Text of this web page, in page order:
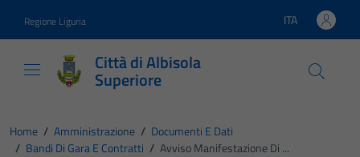
Regione Liguria Lingua attiva:
ITA
Città di Albisola
Superiore
Home / Amministrazione / Documenti E Dati
/ Bandi Di Gara E Contratti / Avviso Manifestazione Di ...